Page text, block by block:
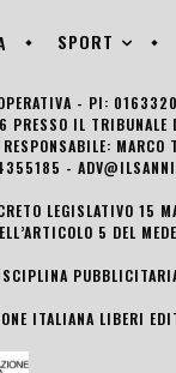
SPORT
- PI:
IL
RESPONSABILE:
-
LEGISLATIVO 15
5 DEL
ITALIANA LIBERI